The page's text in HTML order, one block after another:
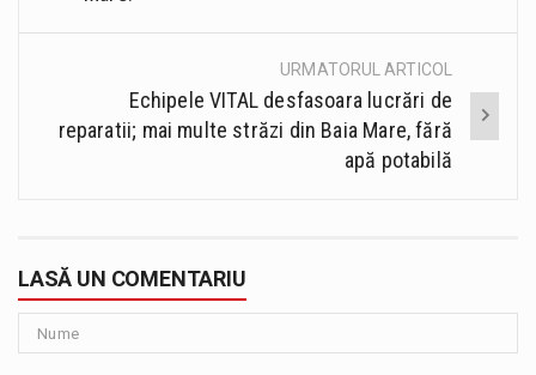
URMATORUL ARTICOL
Echipele VITAL desfasoara lucrări de
reparatii; mai multe străzi din Baia Mare, fără
apă potabilă
LASĂ UN COMENTARIU